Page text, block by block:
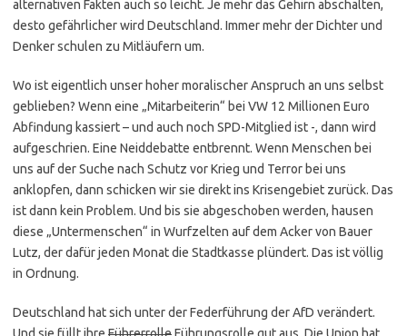
alternativen Fakten auch so leicht. Je mehr das Gehirn abschalten,
desto gefährlicher wird Deutschland. Immer mehr der Dichter und
Denker schulen zu Mitläufern um.
Wo ist eigentlich unser hoher moralischer Anspruch an uns selbst
geblieben? Wenn eine „Mitarbeiterin“ bei VW 12 Millionen Euro
Abfindung kassiert – und auch noch SPD-Mitglied ist -, dann wird
aufgeschrien. Eine Neiddebatte entbrennt. Wenn Menschen bei
uns auf der Suche nach Schutz vor Krieg und Terror bei uns
anklopfen, dann schicken wir sie direkt ins Krisengebiet zurück. Das
ist dann kein Problem. Und bis sie abgeschoben werden, hausen
diese „Untermenschen“ in Wurfzelten auf dem Acker von Bauer
Lutz, der dafür jeden Monat die Stadtkasse plündert. Das ist völlig
in Ordnung.
Deutschland hat sich unter der Federführung der AfD verändert.
Und sie füllt ihre FührerrolleFührungsrolle gut aus. Die Union hat